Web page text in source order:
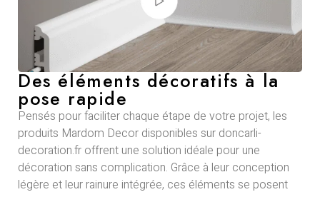
Des éléments décoratifs à la
pose rapide
Pensés pour faciliter chaque étape de votre projet, les
produits Mardom Decor disponibles sur doncarli-
decoration.fr offrent une solution idéale pour une
décoration sans complication. Grâce à leur conception
légère et leur rainure intégrée, ces éléments se posent